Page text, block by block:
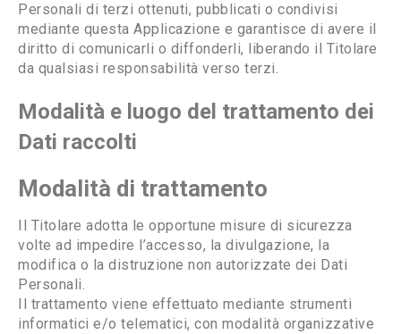
Personali di terzi ottenuti, pubblicati o condivisi
mediante questa Applicazione e garantisce di avere il
diritto di comunicarli o diffonderli, liberando il Titolare
da qualsiasi responsabilità verso terzi.
Modalità e luogo del trattamento dei
Dati raccolti
Modalità di trattamento
Il Titolare adotta le opportune misure di sicurezza
volte ad impedire l’accesso, la divulgazione, la
modifica o la distruzione non autorizzate dei Dati
Personali.
Il trattamento viene effettuato mediante strumenti
informatici e/o telematici, con modalità organizzative